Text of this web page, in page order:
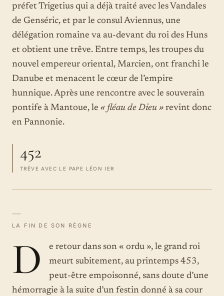
préfet Trigetius qui a déjà traité avec les Vandales
de Genséric, et par le consul Aviennus, une
délégation romaine va au-devant du roi des Huns
et obtient une trêve. Entre temps, les troupes du
nouvel empereur oriental, Marcien, ont franchi le
Danube et menacent le cœur de l’empire
hunnique. Après une rencontre avec le souverain
pontife à Mantoue, le « fléau de Dieu » revint donc
en Pannonie.
452
TRÊVE AVEC LE PAPE LÉON IER
—
LA FIN DE SON RÈGNE
D
e retour dans son « ordu », le grand roi
meurt subitement, au printemps 453,
peut-être empoisonné, sans doute d’une
hémorragie à la suite d’un festin donné à sa cour